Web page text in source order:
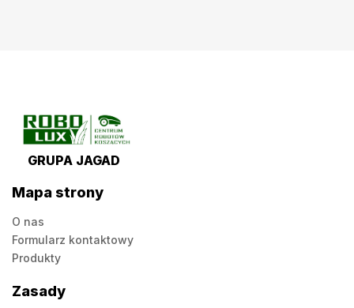
GRUPA JAGAD
Mapa strony
O nas
Formularz kontaktowy
Produkty
Zasady